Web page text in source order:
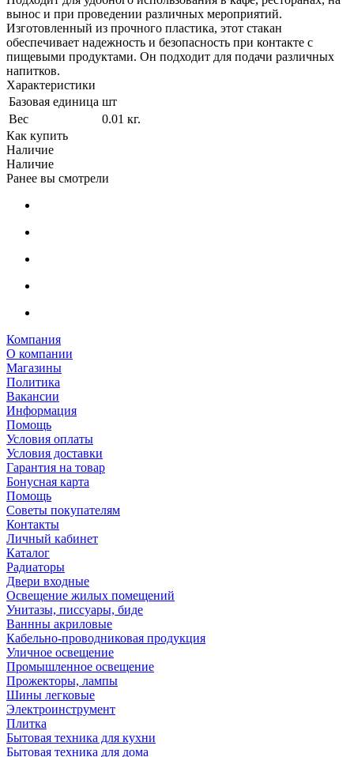
вынос и при проведении различных мероприятий.
Изготовленный из прочного пластика, этот стакан
обеспечивает надежность и безопасность при контакте с
пищевыми продуктами. Он подходит для подачи различных
напитков.
Характеристики
Базовая единица шт
Вес
0.01 кг.
Как купить
Наличие
Наличие
Ранее вы смотрели
Компания
О компании
Магазины
Политика
Вакансии
Информация
Помощь
Условия оплаты
Условия доставки
Гарантия на товар
Бонусная карта
Помощь
Советы покупателям
Контакты
Личный кабинет
Каталог
Радиаторы
Двери входные
Освещение жилых помещений
Унитазы, писсуары, биде
Ваннны акриловые
Кабельно-проводниковая продукция
Уличное освещение
Промышленное освещение
Прожекторы, лампы
Шины легковые
Электроинструмент
Плитка
Бытовая техника для кухни
Бытовая техника для дома